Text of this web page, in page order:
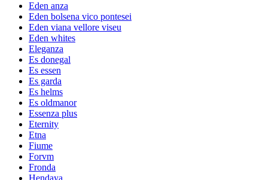
Eden anza
Eden bolsena vico pontesei
Eden viana vellore viseu
Eden whites
Eleganza
Es donegal
Es essen
Es garda
Es helms
Es oldmanor
Essenza plus
Eternity
Etna
Fiume
Forvm
Fronda
Hendaya